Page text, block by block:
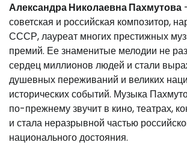
Александра Николаевна Пахмутова
советская и российская композитор,
СССР, лауреат многих престижных
премий. Ее знаменитые мелодии не
сердец миллионов людей и стали
душевных переживаний и великих
исторических событий. Музыка
по-прежнему звучит в кино, театрах,
и стала неразрывной частью
национального достояния.